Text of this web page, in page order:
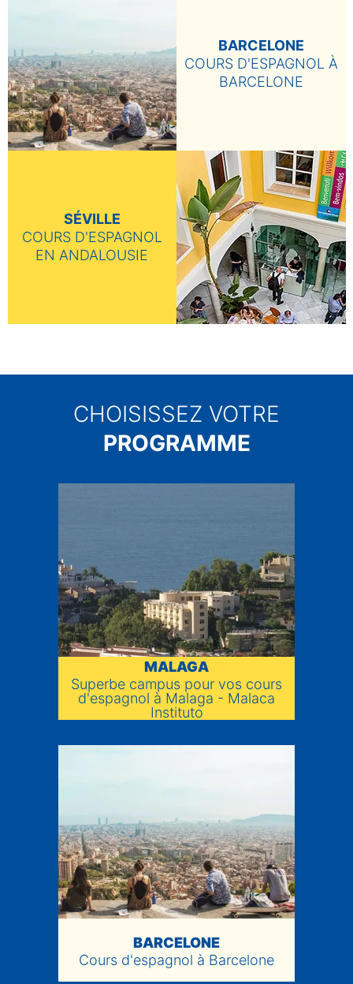
BARCELONE
COURS D'ESPAGNOL À
BARCELONE
SÉVILLE
COURS D'ESPAGNOL
EN ANDALOUSIE
CHOISISSEZ VOTRE
PROGRAMME
MALAGA
Superbe campus pour vos cours
d'espagnol à Malaga - Malaca
Instituto
BARCELONE
Cours d'espagnol à Barcelone